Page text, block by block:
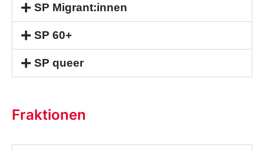
SP Migrant:innen
SP 60+
SP queer
Fraktionen